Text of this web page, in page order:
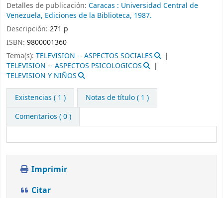
Detalles de publicación: Caracas : Universidad Central de
Venezuela, Ediciones de la Biblioteca, 1987.
Descripción: 271 p
ISBN: 9800001360
Tema(s): TELEVISION -- ASPECTOS SOCIALES
TELEVISION -- ASPECTOS PSICOLOGICOS
TELEVISION Y NIÑOS
Existencias ( 1 )
Notas de título ( 1 )
Comentarios ( 0 )
Imprimir
Citar